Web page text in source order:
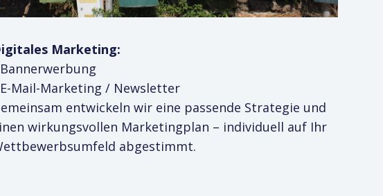
Marketing:
Bannerwerbung
E-Mail-Marketing / Newsletter
entwickeln wir eine passende Strategie und
wirkungsvollen Marketingplan – individuell auf Ihr
abgestimmt.